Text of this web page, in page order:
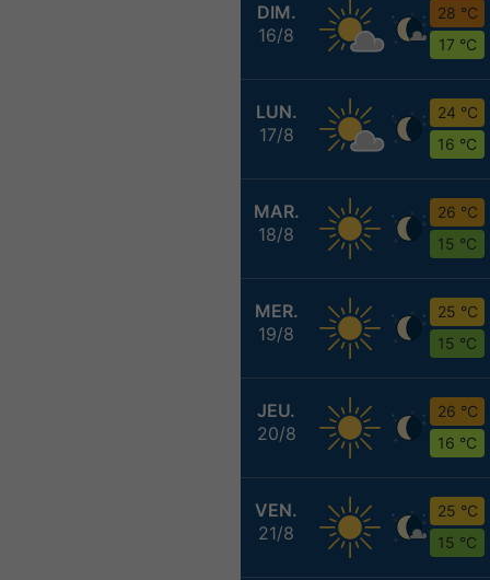
DIM.
16/8
28 °C
17 °C
LUN.
17/8
24 °C
16 °C
MAR.
18/8
26 °C
15 °C
MER.
19/8
25 °C
15 °C
JEU.
20/8
26 °C
16 °C
VEN.
21/8
25 °C
15 °C